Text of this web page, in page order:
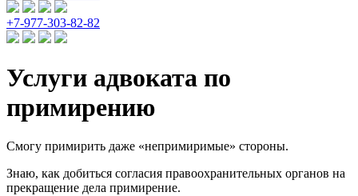
+7-977-303-82-82
Услуги адвоката по
примирению
Смогу примирить даже «непримиримые» стороны.
Знаю, как добиться согласия правоохранительных органов на
прекращение дела примирение.